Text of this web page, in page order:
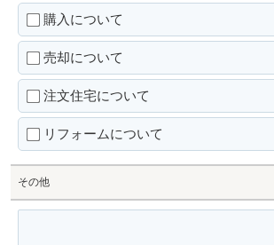
購入について
売却について
注文住宅について
リフォームについて
その他